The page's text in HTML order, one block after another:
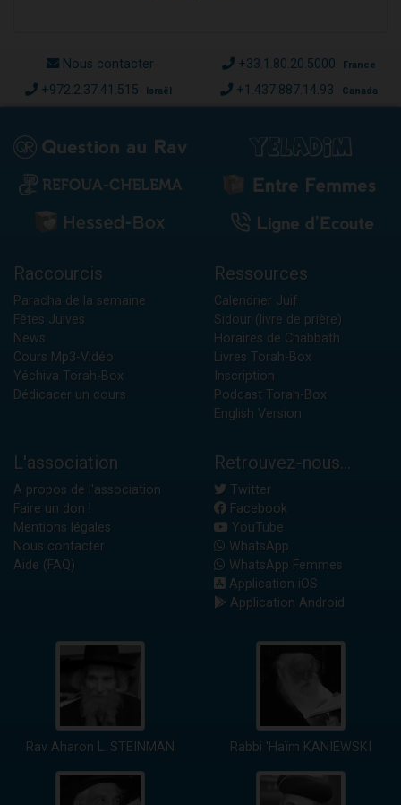
Nous contacter +33.1.80.20.5000 France
+972.2.37.41.515 Israël +1.437.887.14.93 Canada
Raccourcis
Paracha de la semaine
Fêtes Juives
News
Cours Mp3-Vidéo
Yéchiva Torah-Box
Dédicacer un cours
Ressources
Calendrier Juif
Sidour (livre de prière)
Horaires de Chabbath
Livres Torah-Box
Inscription
Podcast Torah-Box
English Version
L'association
A propos de l'association
Faire un don !
Mentions légales
Nous contacter
Aide (FAQ)
Retrouvez-nous...
Twitter
Facebook
YouTube
WhatsApp
WhatsApp Femmes
Application iOS
Application Android
Rav Aharon L. STEINMAN Rabbi 'Haïm KANIEWSKI